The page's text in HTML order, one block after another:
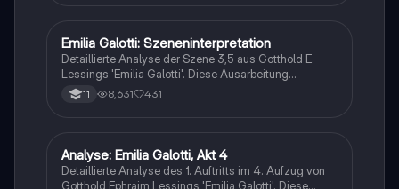
Charakterdynamik.
Deutsch
Emilia Galotti: Szeneninterpretation
Detaillierte Analyse der Szene 3,5 aus Gotthold E.
Lessings 'Emilia Galotti'. Diese Ausarbeitung
untersucht das Verhältnis zwischen Emilia und dem
Prinzen, das Gesprächsverhalten und die zugrunde
Punktzahl: 15.
11 8,631 431
Deutsch
Analyse: Emilia Galotti, Akt 4
Detaillierte Analyse des 1. Auftritts im 4. Aufzug von
Gotthold Ephraim Lessings 'Emilia Galotti'. Diese